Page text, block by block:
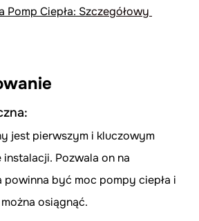
Pomp Ciepła: Szczegółowy
jest pierwszym i kluczowym
Pozwala on na
powinna być moc pompy ciepła i
osiągnąć.